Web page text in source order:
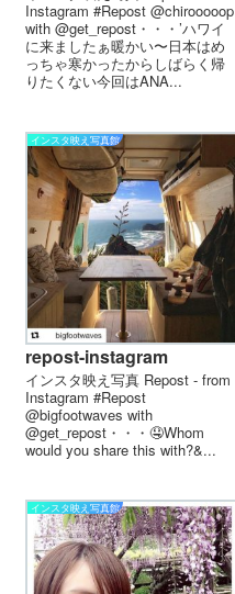
Instagram #Repost @chirooooop
with @get_repost・・・’ハワイ
に来ましたぁ暖かい〜日本はめ
っちゃ寒かったからしばらく帰
りたくない今回はANA...
インスタ映え写真館
repost-instagram
インスタ映え写真 Repost - from
Instagram #Repost
@bigfootwaves with
@get_repost・・・🤤Whom
would you share this with?&...
インスタ映え写真館